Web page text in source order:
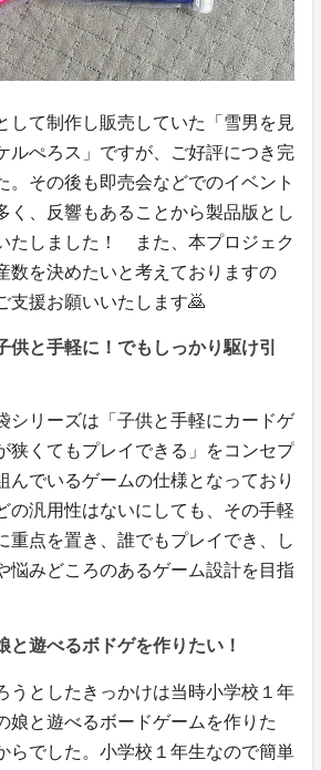
して制作し販売していた「雪男を見
ルぺろス」ですが、ご好評につき完
。その後も即売会などでのイベント
く、反響もあることから製品版とし
たしました！ また、本プロジェク
数を決めたいと考えておりますの
支援お願いいたします🙇
供と手軽に！でもしっかり駆け引
シリーズは「子供と手軽にカードゲ
狭くてもプレイできる」をコンセプ
んでいるゲームの仕様となっており
の汎用性はないにしても、その手軽
重点を置き、誰でもプレイでき、し
悩みどころのあるゲーム設計を目指
と遊べるボドゲを作りたい！
うとしたきっかけは当時小学校１年
娘と遊べるボードゲームを作りた
でした。小学校１年生なので簡単